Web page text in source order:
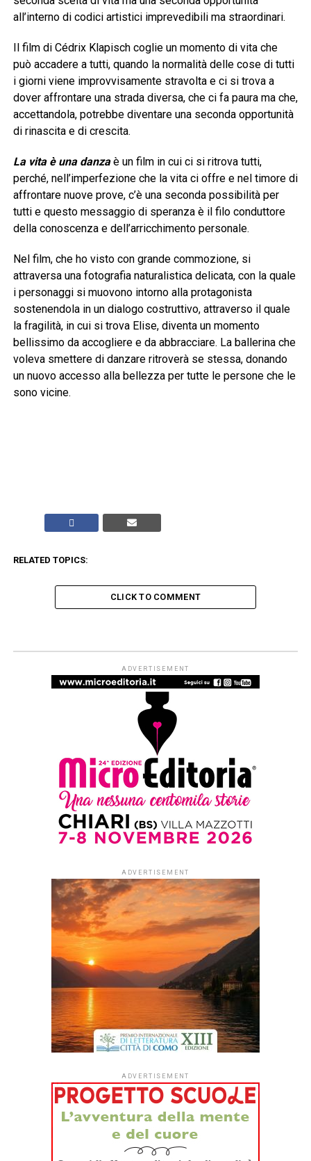
all’interno di codici artistici imprevedibili ma straordinari.
Il film di Cédrix Klapisch coglie un momento di vita che
può accadere a tutti, quando la normalità delle cose di tutti
i giorni viene improvvisamente stravolta e ci si trova a
dover affrontare una strada diversa, che ci fa paura ma che,
accettandola, potrebbe diventare una seconda opportunità
di rinascita e di crescita.
La vita è una danzaè un film in cui ci si ritrova tutti,
perché, nell’imperfezione che la vita ci offre e nel timore di
affrontare nuove prove, c’è una seconda possibilità per
tutti e questo messaggio di speranza è il filo conduttore
della conoscenza e dell’arricchimento personale.
Nel film, che ho visto con grande commozione, si
attraversa una fotografia naturalistica delicata, con la quale
i personaggi si muovono intorno alla protagonista
sostenendola in un dialogo costruttivo, attraverso il quale
la fragilità, in cui si trova Elise, diventa un momento
bellissimo da accogliere e da abbracciare. La ballerina che
voleva smettere di danzare ritroverà se stessa, donando
un nuovo accesso alla bellezza per tutte le persone che le
sono vicine.
RELATED TOPICS:
CLICK TO COMMENT
Festival del cinema “Corto
Published 5 anni ago on 19 Luglio 2021
Redazione Leggere:tutti
Dal 22 al 25 luglio 2021
dell’Associazione
CulturalePhoto Club
Controluce APS, in
collaborazione con
il
Comune di Colonna
con il sostegno
dellaComunità Montana
– Distretto Economia
Civile– e della
di Colonna, si svolgerà il
“Festival del Cinema
Il pubblico potrà partecipare, nel Parco Tofanelli di
Colonna, a quattro immodeste serate riservate al
cortometraggio.
Il Festival si produrrà in una rassegna di cortometraggi